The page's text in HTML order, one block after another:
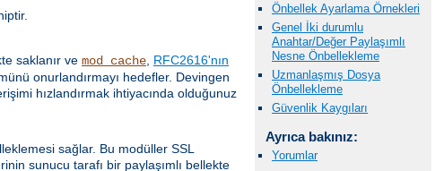
Önbellek Ayarlama Örnekleri
Genel İki durumlu
Anahtar/Değer Paylaşımlı
Nesne Önbellekleme
Uzmanlaşmış Dosya
Önbellekleme
Güvenlik Kaygıları
Ayrıca bakınız:
Yorumlar
saklanır ve mod_cache RFC2616'nın
onurlandırmayı hedefler. Devingen
hızlandırmak ihtiyacında olduğunuz
sağlar. Bu modüller SSL
sunucu tarafı bir paylaşımlı bellekte